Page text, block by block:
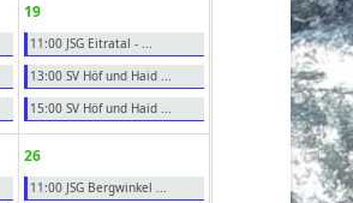
19
11:00 JSG Eitratal - ...
13:00 SV Höf und Haid ...
15:00 SV Höf und Haid ...
26
11:00 JSG Bergwinkel ...